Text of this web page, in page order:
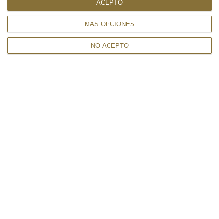
MÁS OPCIONES
NO ACEPTO
ACEPTO
285,00 €
OMERO SOFT - GAYNOR
BONGARD
127,00 €